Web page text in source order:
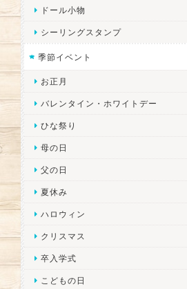
ドール小物
シーリングスタンプ
季節イベント
お正月
バレンタイン・ホワイトデー
ひな祭り
母の日
父の日
夏休み
ハロウィン
クリスマス
卒入学式
こどもの日